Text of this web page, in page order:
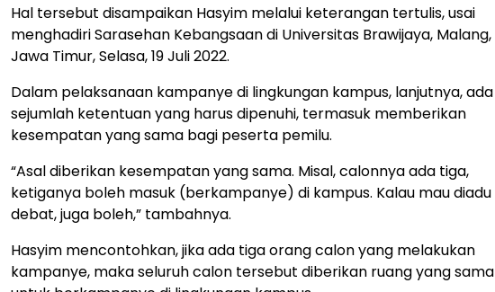
Hal tersebut disampaikan Hasyim melalui keterangan tertulis, usai
menghadiri Sarasehan Kebangsaan di Universitas Brawijaya, Malang,
Jawa Timur, Selasa, 19 Juli 2022.
Dalam pelaksanaan kampanye di lingkungan kampus, lanjutnya, ada
sejumlah ketentuan yang harus dipenuhi, termasuk memberikan
kesempatan yang sama bagi peserta pemilu.
“Asal diberikan kesempatan yang sama. Misal, calonnya ada tiga,
ketiganya boleh masuk (berkampanye) di kampus. Kalau mau diadu
debat, juga boleh,” tambahnya.
Hasyim mencontohkan, jika ada tiga orang calon yang melakukan
kampanye, maka seluruh calon tersebut diberikan ruang yang sama